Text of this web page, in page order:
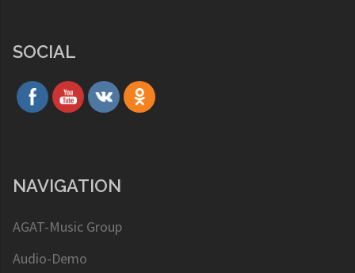
SOCIAL
NAVIGATION
AGAT-Music Group
Audio-Demo